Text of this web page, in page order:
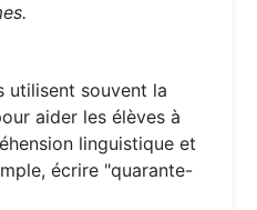
utilisent souvent la
aider les élèves à
linguistique et
écrire "quarante-